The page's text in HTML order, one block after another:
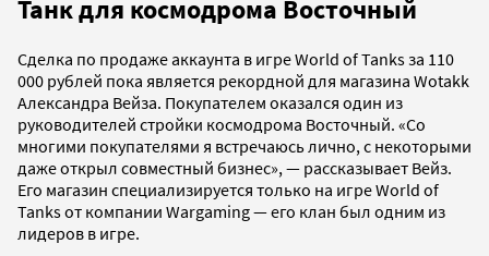
Танк для космодрома Восточный
Сделка по продаже аккаунта в игре World of Tanks за 110
000 рублей пока является рекордной для магазина Wotakk
Александра Вейза. Покупателем оказался один из
руководителей стройки космодрома Восточный. «Со
многими покупателями я встречаюсь лично, с некоторыми
даже открыл совместный бизнес», — рассказывает Вейз.
Его магазин специализируется только на игре World of
Tanks от компании Wargaming — его клан был одним из
лидеров в игре.